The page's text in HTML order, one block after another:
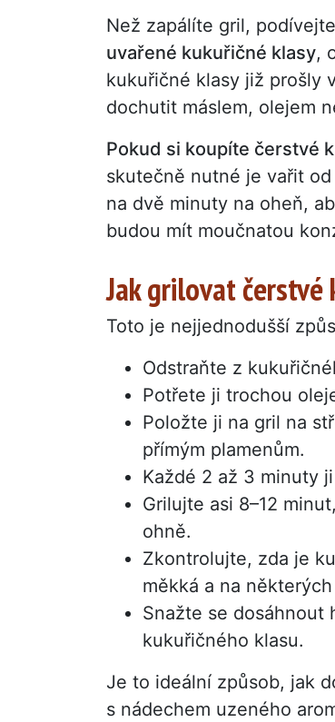
Než zapálíte gril,
uvařené kukuřičné klasy,
kukuřičné klasy již prošly
dochutit máslem, olejem
Pokud si koupíte čerstvé
skutečně nutné je vařit
na dvě minuty na oheň,
budou mít moučnatou
Jak grilovat čerstvé
Toto je nejjednodušší
Odstraňte z
Potřete ji trochou
Položte ji na gril na
přímým plamenům.
Každé 2 až 3 minuty
Grilujte asi 8–12
ohně.
Zkontrolujte, zda je
měkká a na
Snažte se dosáhnout
kukuřičného klasu.
Je to ideální způsob, jak
s nádechem uzeného